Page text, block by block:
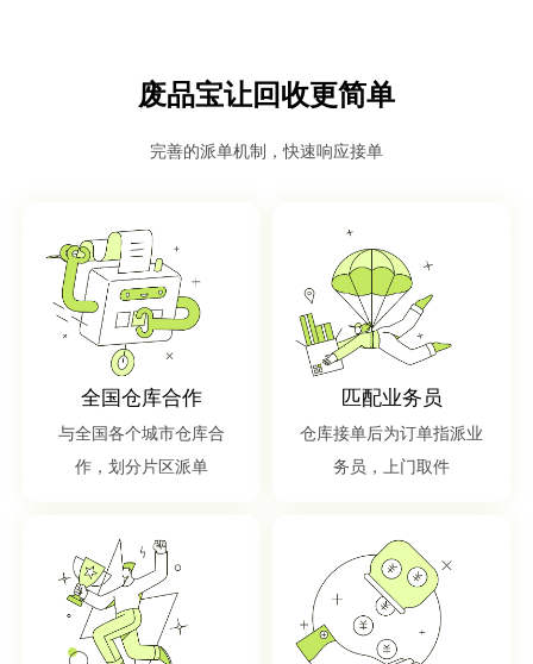
废品宝让回收更简单
完善的派单机制，快速响应接单
全国仓库合作
与全国各个城市仓库合
作，划分片区派单
匹配业务员
仓库接单后为订单指派业
务员，上门取件